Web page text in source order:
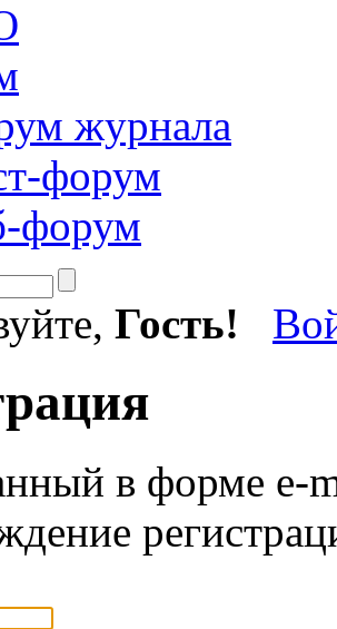
журнала
форум
форум
Гость!
в форме e-